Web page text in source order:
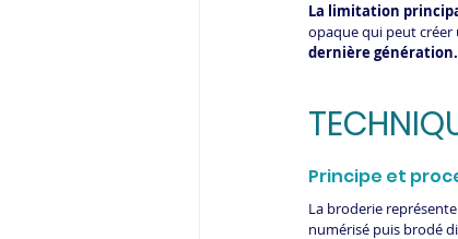
La limitation
opaque qui peut créer
dernière génération.
Principe et
La broderie
numérisé puis brodé